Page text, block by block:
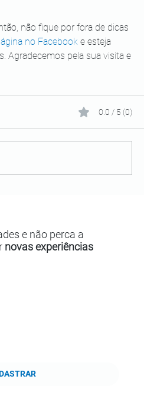
não fique por fora de dicas
no Facebook e esteja
Agradecemos pela sua visita e
0.0 / 5 (0)
e não perca a
novas experiências